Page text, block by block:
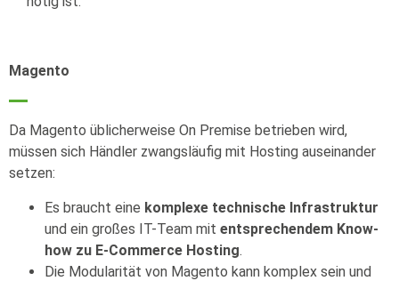
Magento
Da Magento üblicherweise On Premise betrieben wird,
müssen sich Händler zwangsläufig mit Hosting auseinander
setzen:
Es braucht eine komplexe technische Infrastruktur
und ein großes IT-Team mit entsprechendem Know-
how zu E-Commerce Hosting.
Die Modularität von Magento kann komplex sein und